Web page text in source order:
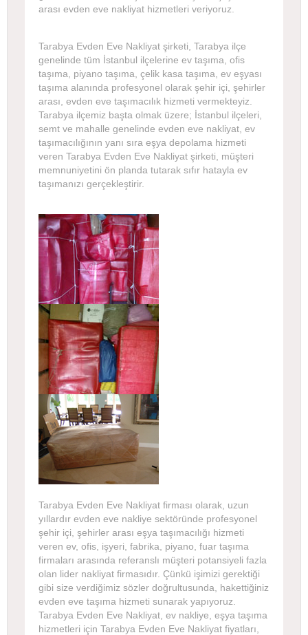
arası evden eve nakliyat hizmetleri veriyoruz.
Tarabya Evden Eve Nakliyat şirketi, Tarabya ilçe
genelinde tüm İstanbul ilçelerine ev taşıma, ofis
taşıma, piyano taşıma, çelik kasa taşıma, ev eşyası
taşıma alanında profesyonel olarak şehir içi, şehirler
arası, evden eve taşımacılık hizmeti vermekteyiz.
Tarabya ilçemiz başta olmak üzere; İstanbul ilçeleri,
semt ve mahalle genelinde evden eve nakliyat, ev
taşımacılığının yanı sıra eşya depolama hizmeti
veren Tarabya Evden Eve Nakliyat şirketi, müşteri
memnuniyetini ön planda tutarak sıfır hatayla ev
taşımanızı gerçekleştirir.
Tarabya Evden Eve Nakliyat firması olarak, uzun
yıllardır evden eve nakliye sektöründe profesyonel
şehir içi, şehirler arası eşya taşımacılığı hizmeti
veren ev, ofis, işyeri, fabrika, piyano, fuar taşıma
firmaları arasında referanslı müşteri potansiyeli fazla
olan lider nakliyat firmasıdır. Çünkü işimizi gerektiği
gibi size verdiğimiz sözler doğrultusunda, hakettiğiniz
evden eve taşıma hizmeti sunarak yapıyoruz.
Tarabya Evden Eve Nakliyat, ev nakliye, eşya taşıma
hizmetleri için Tarabya Evden Eve Nakliyat fiyatları,